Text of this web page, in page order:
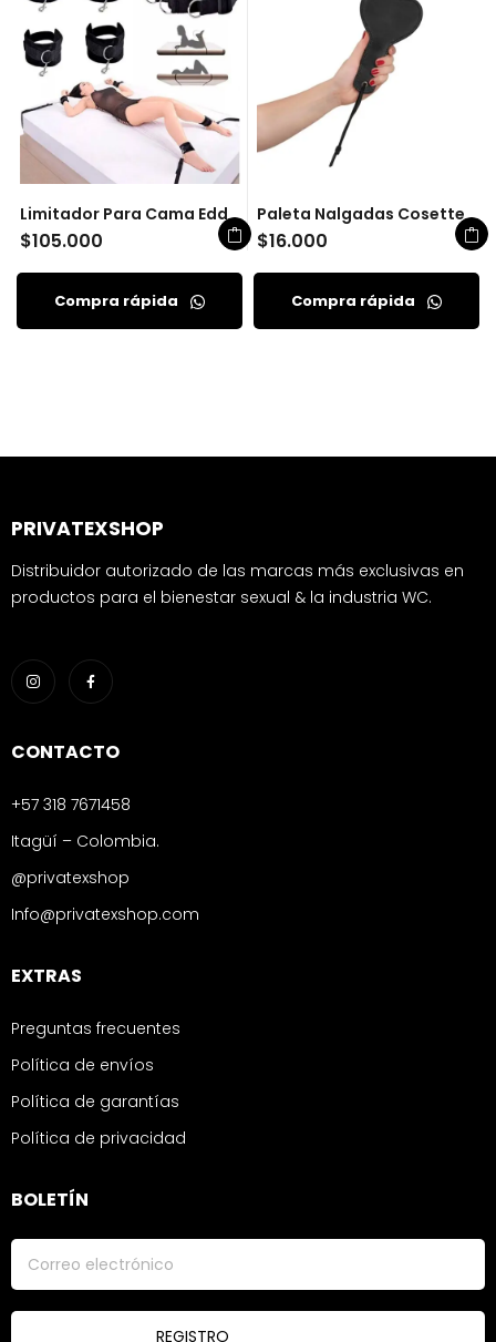
Limitador Para Cama Edd
$105.000
Compra rápida
Paleta Nalgadas Cosette
$16.000
Compra rápida
PRIVATEXSHOP
Distribuidor autorizado de las marcas más exclusivas en
productos para el bienestar sexual & la industria WC.
CONTACTO
+57 318 7671458
Itagüí – Colombia.
@privatexshop
Info@privatexshop.com
EXTRAS
Preguntas frecuentes
Política de envíos
Política de garantías
Política de privacidad
BOLETÍN